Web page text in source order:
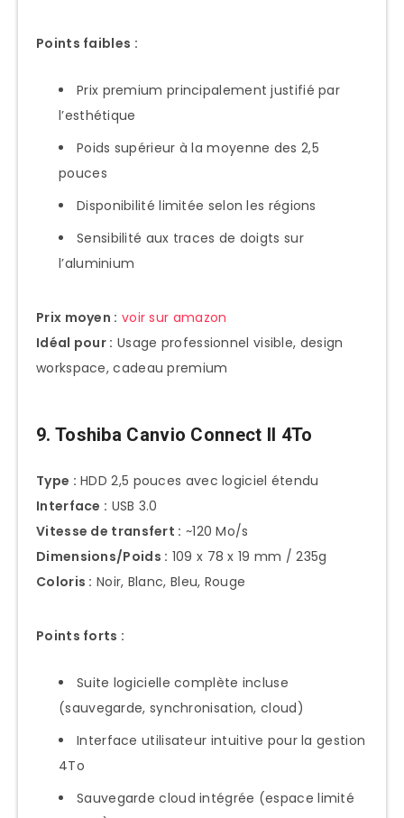
Points faibles :
Prix premium principalement justifié par
l’esthétique
Poids supérieur à la moyenne des 2,5
pouces
Disponibilité limitée selon les régions
Sensibilité aux traces de doigts sur
l’aluminium
Prix moyen : voir sur amazon
Idéal pour : Usage professionnel visible, design
workspace, cadeau premium
9. Toshiba Canvio Connect II 4To
Type : HDD 2,5 pouces avec logiciel étendu
Interface : USB 3.0
Vitesse de transfert : ~120 Mo/s
Dimensions/Poids : 109 x 78 x 19 mm / 235g
Coloris : Noir, Blanc, Bleu, Rouge
Points forts :
Suite logicielle complète incluse
(sauvegarde, synchronisation, cloud)
Interface utilisateur intuitive pour la gestion
4To
Sauvegarde cloud intégrée (espace limité